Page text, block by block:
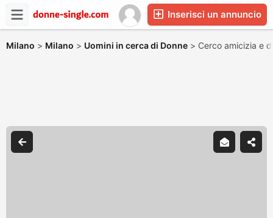
Inserisci un annuncio
Milano > Milano > Uomini in cerca di Donne > Cerco amicizia e